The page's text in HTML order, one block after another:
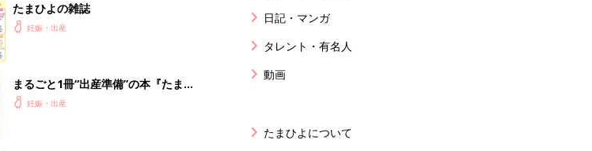
たまひよの雑誌
妊娠・出産
まるごと1冊“出産準備”の本『たまご
クラブ 夏号』〈スペシャル大特集〉
妊娠・出産
日記・マンガ
タレント・有名人
動画
たまひよについて